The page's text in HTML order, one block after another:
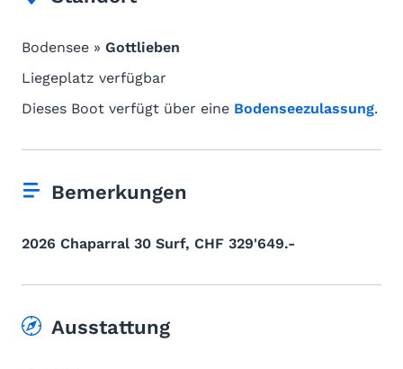
Bodensee » Gottlieben
Liegeplatz verfügbar
Dieses Boot verfügt über eine Bodenseezulassung.
Bemerkungen
2026 Chaparral 30 Surf, CHF 329'649.-
Ausstattung